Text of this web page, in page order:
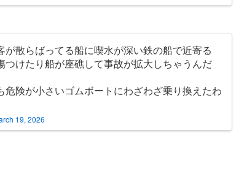
が散らばってる船に喫水が深い鉄の船で近寄る
つけたり船が座礁して事故が拡大しちゃうんだ
危険が小さいゴムボートにわざわざ乗り換えたわ
19, 2026